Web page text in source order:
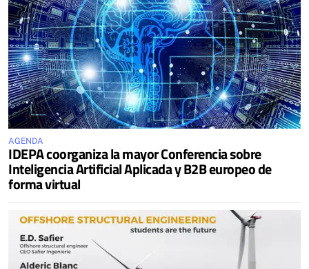
AGENDA
IDEPA coorganiza la mayor Conferencia sobre
Inteligencia Artificial Aplicada y B2B europeo de
forma virtual